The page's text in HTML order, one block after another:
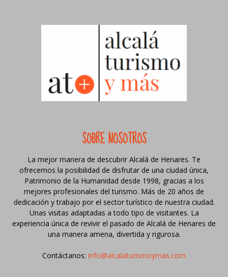
SOBRE NOSOTROS
La mejor manera de descubrir Alcalá de Henares. Te
ofrecemos la posibilidad de disfrutar de una ciudad única,
Patrimonio de la Humanidad desde 1998, gracias a los
mejores profesionales del turismo. Más de 20 años de
dedicación y trabajo por el sector turístico de nuestra ciudad.
Unas visitas adaptadas a todo tipo de visitantes. La
experiencia única de revivir el pasado de Alcalá de Henares de
una manera amena, divertida y rigurosa.
Contáctanos: info@alcalaturismoymas.com